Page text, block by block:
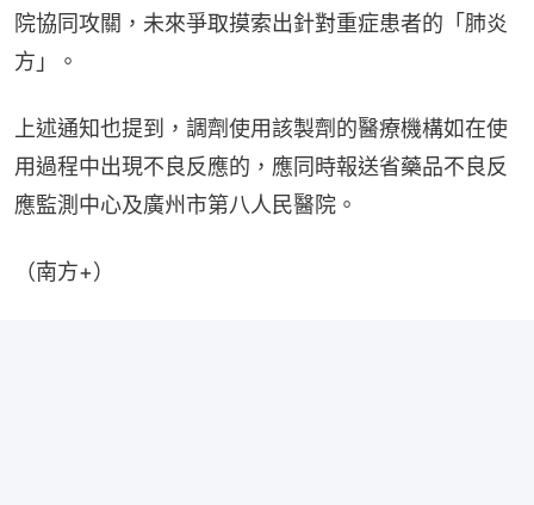
院協同攻關，未來爭取摸索出針對重症患者的「肺炎
方」。
上述通知也提到，調劑使用該製劑的醫療機構如在使
用過程中出現不良反應的，應同時報送省藥品不良反
應監測中心及廣州市第八人民醫院。
（南方+）